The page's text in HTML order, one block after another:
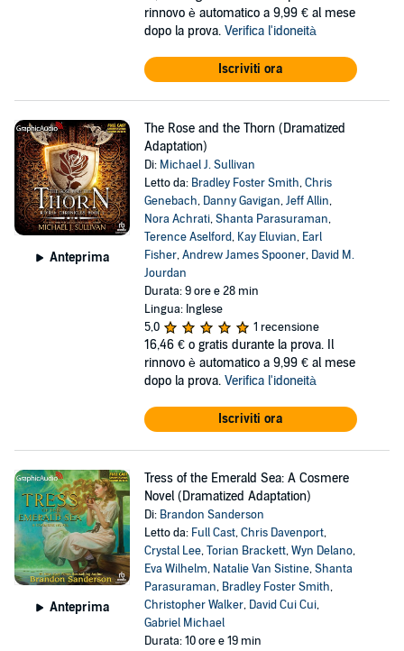
rinnovo è automatico a 9,99 € al mese
dopo la prova. Verifica l'idoneità
Iscriviti ora
Anteprima
The Rose and the Thorn (Dramatized
Adaptation)
Di: Michael J. Sullivan
Letto da: Bradley Foster Smith,Chris
Genebach, Danny Gavigan,Jeff Allin,
Nora Achrati,Shanta Parasuraman,
Terence Aselford, Kay Eluvian, Earl
Fisher,Andrew James Spooner, David M.
Jourdan
Durata: 9 ore e 28 min
Lingua: Inglese
5,0
1 recensione
16,46 € o gratis durante la prova. Il
rinnovo è automatico a 9,99 € al mese
dopo la prova. Verifica l'idoneità
Iscriviti ora
Anteprima
Tress of the Emerald Sea: A Cosmere
Novel (Dramatized Adaptation)
Di: Brandon Sanderson
Letto da: Full Cast,Chris Davenport,
Crystal Lee,Torian Brackett,Wyn Delano,
Eva Wilhelm, Natalie Van Sistine,Shanta
Parasuraman, Bradley Foster Smith,
Christopher Walker, David Cui Cui,
Gabriel Michael
Durata: 10 ore e 19 min